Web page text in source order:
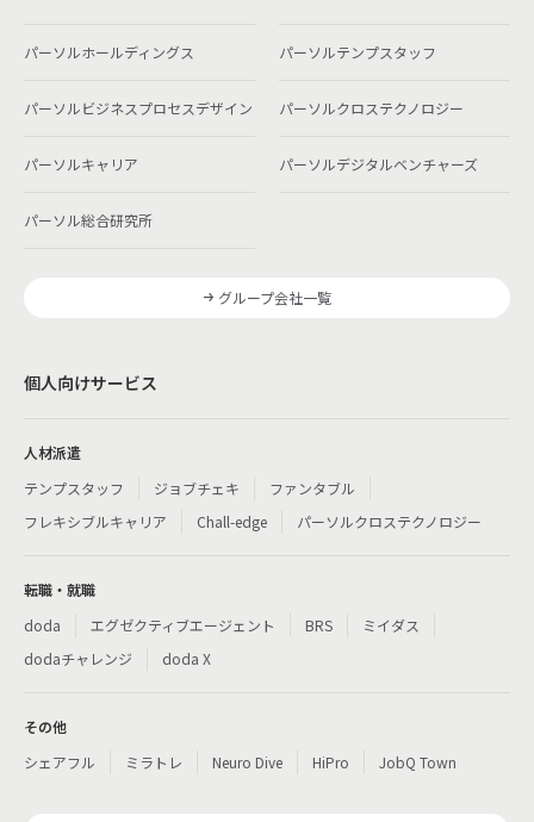
パーソルホールディングス パーソルテンプスタッフ
パーソルビジネスプロセスデザイン パーソルクロステクノロジー
パーソルキャリア パーソルデジタルベンチャーズ
パーソル総合研究所
グループ会社一覧
個人向けサービス
人材派遣
テンプスタッフ
ジョブチェキ
ファンタブル
フレキシブルキャリア
Chall-edge パーソルクロステクノロジー
転職・就職
doda
エグゼクティブエージェント BRS
ミイダス
dodaチャレンジ
doda X
その他
シェアフル
ミラトレ Neuro Dive HiPro JobQ Town